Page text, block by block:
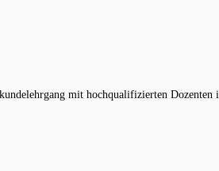
mit hochqualifizierten